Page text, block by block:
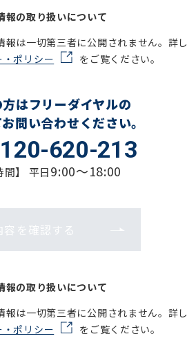
報の取り扱いについて
報は一切第三者に公開されません。詳し
ポリシー をご覧ください。
はフリーダイヤルの
問い合わせください。
620-213
間】 平日9:00～18:00
容を確認する
報の取り扱いについて
報は一切第三者に公開されません。詳し
ポリシー をご覧ください。